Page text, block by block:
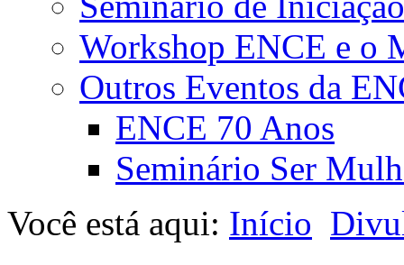
Workshop ENCE e o
Outros Eventos da
ENCE 70 Anos
Seminário Ser
Você está aqui: Início